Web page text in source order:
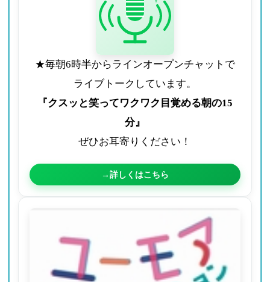
★毎朝6時半からラインオープンチャットで
ライブトークしています。
『クスッと笑ってワクワク目覚める朝の15
分』
ぜひお耳寄りください！
→詳しくはこちら